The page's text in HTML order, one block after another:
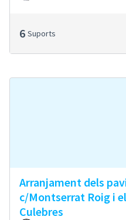
6 Suports
Arranjament dels
c/Montserrat Roig i
Culebres